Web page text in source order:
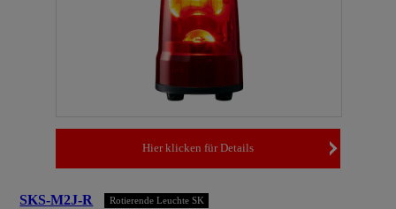
Hier klicken für Details
SKS-M2J-R Rotierende Leuchte SK